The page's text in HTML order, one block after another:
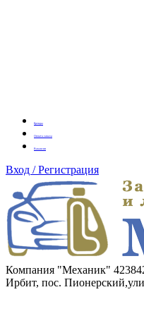
Бренды
Оплата заказа
Вакансии
Вход / Регистрация
Компания "Механик"
Ирбит, пос.